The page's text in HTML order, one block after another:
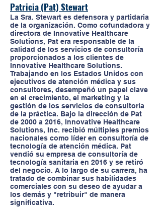
Patricia (Pat) Stewart
La Sra. Stewart es defensora y partidaria
de la organización. Como cofundadora y
directora de Innovative Healthcare
Solutions, Pat era responsable de la
calidad de los servicios de consultoría
proporcionados a los clientes de
Innovative Healthcare Solutions.
Trabajando en los Estados Unidos con
ejecutivos de atención médica y sus
consultores, desempeñó un papel clave
en el crecimiento, el marketing y la
gestión de los servicios de consultoría
de la práctica. Bajo la dirección de Pat
de 2000 a 2016, Innovative Healthcare
Solutions, Inc. recibió múltiples premios
nacionales como líder en consultoría de
tecnología de atención médica. Pat
vendió su empresa de consultoría de
tecnología sanitaria en 2016 y se retiró
del negocio. A lo largo de su carrera, ha
tratado de combinar sus habilidades
comerciales con su deseo de ayudar a
los demás y "retribuir" de manera
significativa.